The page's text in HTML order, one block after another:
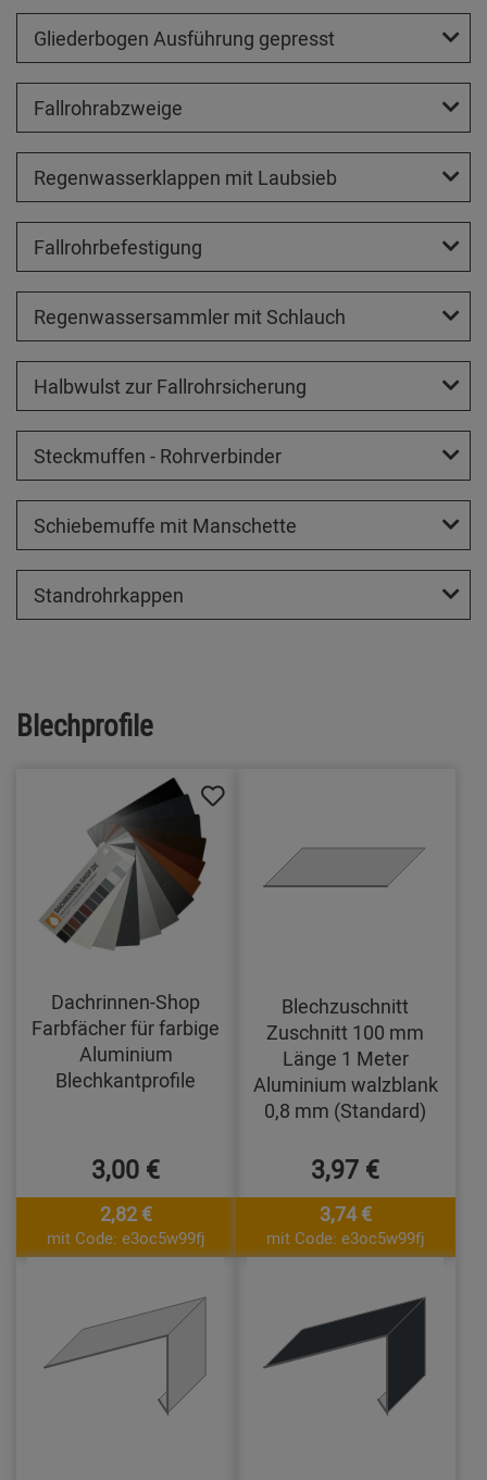
Gliederbogen Ausführung gepresst
Fallrohrabzweige
Regenwasserklappen mit Laubsieb
Fallrohrbefestigung
Regenwassersammler mit Schlauch
Halbwulst zur Fallrohrsicherung
Steckmuffen - Rohrverbinder
Schiebemuffe mit Manschette
Standrohrkappen
Blechprofile
Dachrinnen-Shop
Farbfächer für farbige
Aluminium
Blechkantprofile
3,00 €
2,82 €
mit Code: e3oc5w99fj
Blechzuschnitt
Zuschnitt 100 mm
Länge 1 Meter
Aluminium walzblank
0,8 mm (Standard)
3,97 €
3,74 €
mit Code: e3oc5w99fj